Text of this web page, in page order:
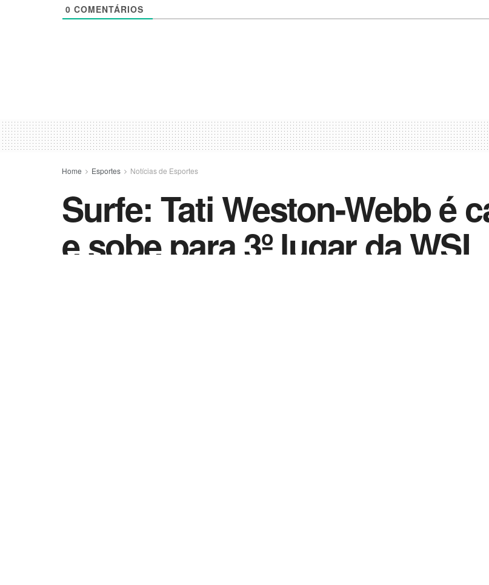
0 COMENTÁRIOS
Home Esportes Notícias de Esportes
Surfe: Tati Weston-Webb é
e sobe para 3º lugar da WSL